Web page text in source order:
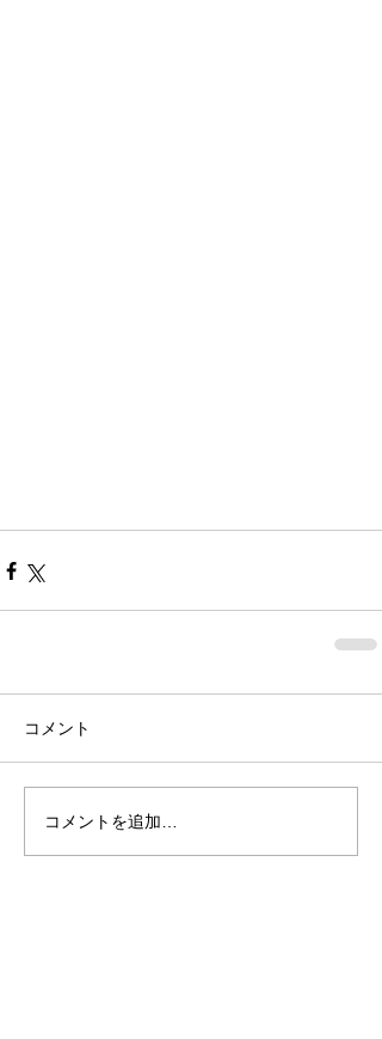
コメント
コメントを追加…